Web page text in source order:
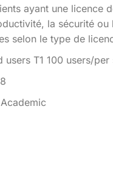
ayant une licence
la sécurité
selon le type de
users T1 100 users/